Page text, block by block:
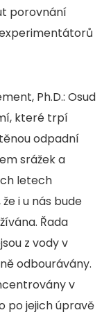
porovnání
Ph.D.: Osud
které trpí
odpadní
srážek a
letech
i u nás bude
Řada
z vody v
odbourávány.
v
po jejich úpravě